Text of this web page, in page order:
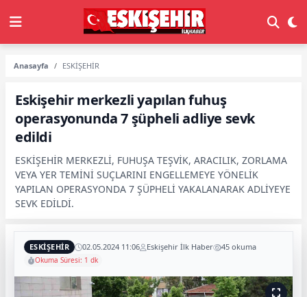
Anasayfa ESKİŞEHİR
Eskişehir merkezli yapılan fuhuş
operasyonunda 7 şüpheli adliye sevk
edildi
ESKİŞEHİR MERKEZLİ, FUHUŞA TEŞVİK, ARACILIK, ZORLAMA
VEYA YER TEMİNİ SUÇLARINI ENGELLEMEYE YÖNELİK
YAPILAN OPERASYONDA 7 ŞÜPHELİ YAKALANARAK ADLİYEYE
SEVK EDİLDİ.
ESKİŞEHİR 02.05.2024 11:06 Eskişehir İlk Haber 45 okuma
Okuma Süresi: 1 dk